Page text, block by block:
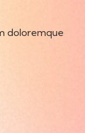
doloremque